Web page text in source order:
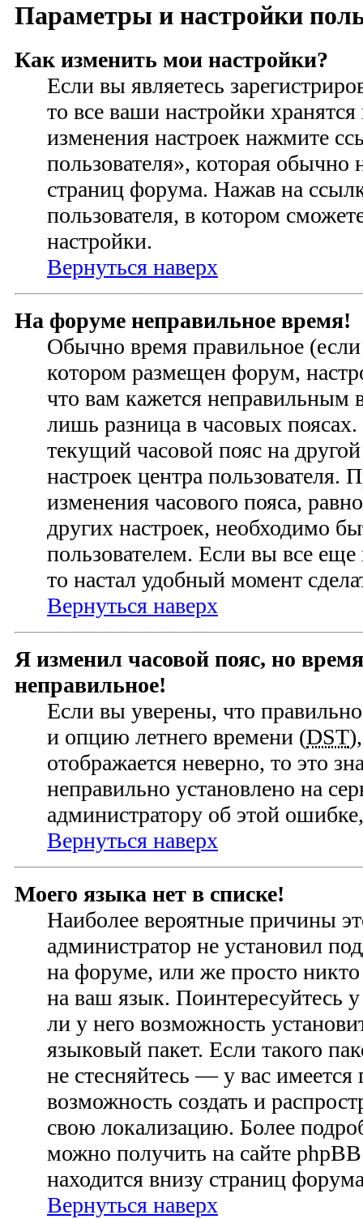
Параметры и настройки
Как изменить мои настройки?
Если вы являетесь
то все ваши настройки
изменения настроек нажмите
пользователя», которая обычно
страниц форума. Нажав на
пользователя, в котором
настройки.
Вернуться наверх
На форуме неправильное время!
Обычно время правильное (если
котором размещен форум,
что вам кажется неправильным
лишь разница в часовых
текущий часовой пояс на
настроек центра пользователя.
изменения часового пояса,
других настроек, необходимо
пользователем. Если вы все еще
то настал удобный момент
Вернуться наверх
Я изменил часовой пояс, но
неправильное!
Если вы уверены, что
и опцию летнего времени (DST
отображается неверно, то это
неправильно установлено на
администратору об этой
Вернуться наверх
Моего языка нет в списке!
Наиболее вероятные причины
администратор не установил
на форуме, или же просто
на ваш язык. Поинтересуйтесь
ли у него возможность
языковый пакет. Если такого
не стесняйтесь — у вас имеется
возможность создать и
свою локализацию. Более
можно получить на сайте
находится внизу страниц
Вернуться наверх